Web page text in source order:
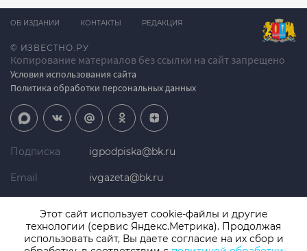
© ИЗВЕСТНО.РУ
Копирование материалов без ссылки на сайт запрещено
Условия использования сайта
Политика обработки персональных данных
ОБ ИЗДАНИИ КОНТАКТЫ РЕДАКЦИЯ
Подписка igpodpiska@bk.ru
Email ivgazeta@bk.ru
Телефон +7 (4932) 41-94-81
Этот сайт использует cookie-файлы и другие
технологии (сервис Яндекс.Метрика). Продолжая
использовать сайт, Вы даете согласие на их сбор и